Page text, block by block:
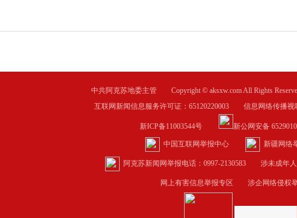
中共阿克苏地委主管 Copyright © aksxw.com All Rights
互联网新闻信息服务许可证：65120220003 信息网络传播视
新ICP备11003544号 新公网安备
中国互联网举报中心 新疆网
阿克苏新闻网举报电话：0997-2130583 涉未成年人
网上有害信息举报专区 涉企网络侵权